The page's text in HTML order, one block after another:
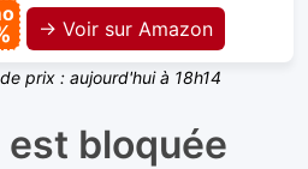
→ Voir sur Amazon
prix : aujourd'hui à 18h14
est bloquée